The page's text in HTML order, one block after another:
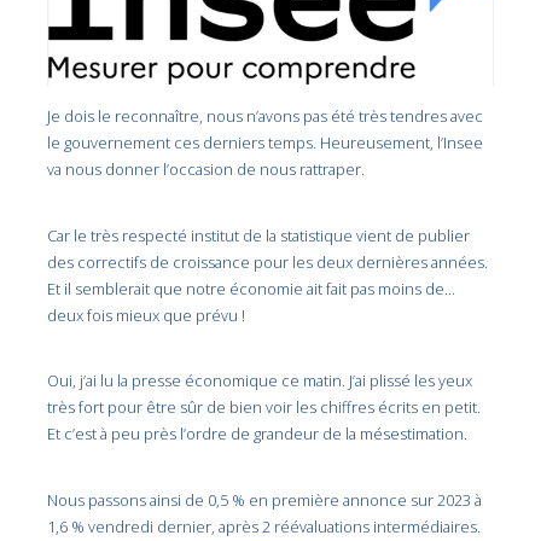
Je dois le reconnaître, nous n’avons pas été très tendres avec
le gouvernement ces derniers temps. Heureusement, l’Insee
va nous donner l’occasion de nous rattraper.
Car le très respecté institut de la statistique vient de publier
des correctifs de croissance pour les deux dernières années.
Et il semblerait que notre économie ait fait pas moins de…
deux fois mieux que prévu !
Oui, j’ai lu la presse économique ce matin. J’ai plissé les yeux
très fort pour être sûr de bien voir les chiffres écrits en petit.
Et c’est à peu près l’ordre de grandeur de la mésestimation.
Nous passons ainsi de 0,5 % en première annonce sur 2023 à
1,6 % vendredi dernier, après 2 réévaluations intermédiaires.